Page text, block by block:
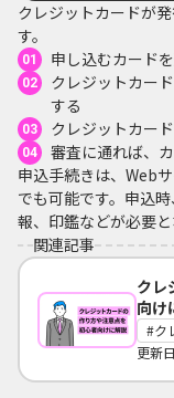
クレジットカードが
す。
申し込むカード
クレジットカー
する
クレジットカー
審査に通れば、
申込手続きは、Web
でも可能です。申込
報、印鑑などが必要
関連記事
クレ
向け
ク
更新